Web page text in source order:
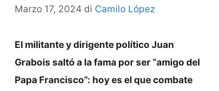
Marzo 17, 2024 di Camilo López
El militante y dirigente político Juan
Grabois saltó a la fama por ser “amigo del
Papa Francisco”: hoy es el que combate